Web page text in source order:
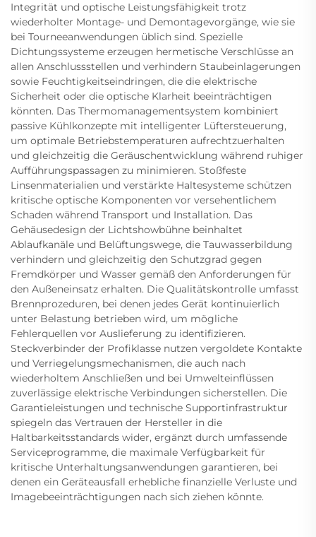
Integrität und optische Leistungsfähigkeit trotz
wiederholter Montage- und Demontagevorgänge, wie sie
bei Tourneeanwendungen üblich sind. Spezielle
Dichtungssysteme erzeugen hermetische Verschlüsse an
allen Anschlussstellen und verhindern Staubeinlagerungen
sowie Feuchtigkeitseindringen, die die elektrische
Sicherheit oder die optische Klarheit beeinträchtigen
könnten. Das Thermomanagementsystem kombiniert
passive Kühlkonzepte mit intelligenter Lüftersteuerung,
um optimale Betriebstemperaturen aufrechtzuerhalten
und gleichzeitig die Geräuschentwicklung während ruhiger
Aufführungspassagen zu minimieren. Stoßfeste
Linsenmaterialien und verstärkte Haltesysteme schützen
kritische optische Komponenten vor versehentlichem
Schaden während Transport und Installation. Das
Gehäusedesign der Lichtshowbühne beinhaltet
Ablaufkanäle und Belüftungswege, die Tauwasserbildung
verhindern und gleichzeitig den Schutzgrad gegen
Fremdkörper und Wasser gemäß den Anforderungen für
den Außeneinsatz erhalten. Die Qualitätskontrolle umfasst
Brennprozeduren, bei denen jedes Gerät kontinuierlich
unter Belastung betrieben wird, um mögliche
Fehlerquellen vor Auslieferung zu identifizieren.
Steckverbinder der Profiklasse nutzen vergoldete Kontakte
und Verriegelungsmechanismen, die auch nach
wiederholtem Anschließen und bei Umwelteinflüssen
zuverlässige elektrische Verbindungen sicherstellen. Die
Garantieleistungen und technische Supportinfrastruktur
spiegeln das Vertrauen der Hersteller in die
Haltbarkeitsstandards wider, ergänzt durch umfassende
Serviceprogramme, die maximale Verfügbarkeit für
kritische Unterhaltungsanwendungen garantieren, bei
denen ein Geräteausfall erhebliche finanzielle Verluste und
Imagebeeinträchtigungen nach sich ziehen könnte.